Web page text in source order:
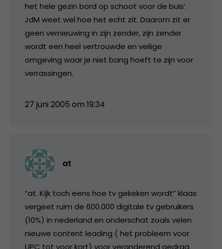
het hele gezin bord op schoot voor de buis’.
JdM weet wel hoe het echt zit. Daarom zit er
geen vernieuwing in zijn zender, zijn zender
wordt een heel vertrouwde en veilige
omgeving waar je niet bang hoeft te zijn voor
verrassingen.
27 juni 2005 om 19:34
at
“at. Kijk toch eens hoe tv gekeken wordt” klaas
vergeet ruim de 600.000 digitale tv gebruikers
(10%) in nederland en onderschat zoals velen
nieuwe content leading ( het probleem voor
UPC tot voor kort) voor veranderend gedrag.